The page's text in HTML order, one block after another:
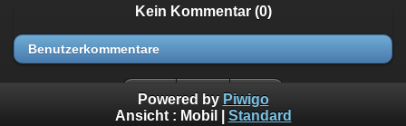
Kein Kommentar (0)
Benutzerkommentare
Powered by Piwigo
Ansicht : Mobil Standard